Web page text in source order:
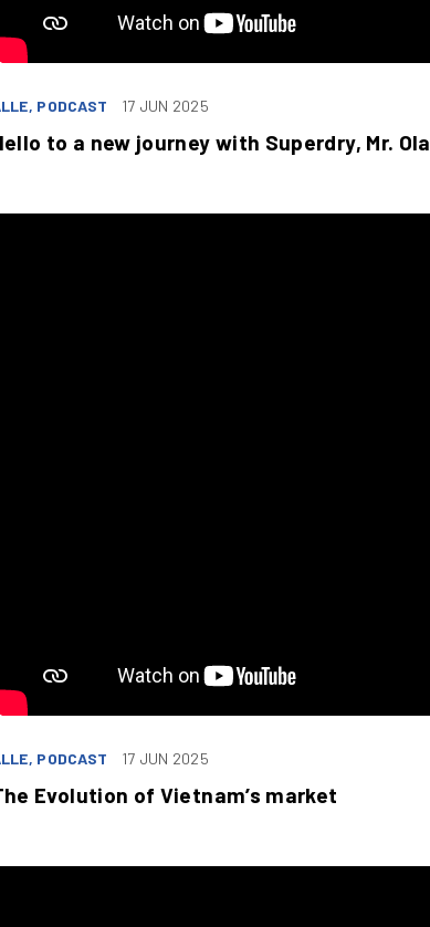
PODCAST 17 JUN 2025
to a new journey with Superdry, Mr. Ola
PODCAST 17 JUN 2025
Evolution of Vietnam’s market